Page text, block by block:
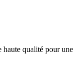
haute qualité pour une